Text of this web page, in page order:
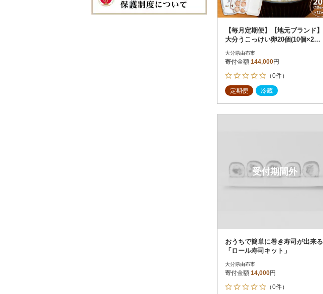
【毎月定期便】【地元ブランド】
大分うこっけい卵20個(10個×2パ
大分県由布市
寄付金額 144,000円
（0件）
定期便 冷蔵
受付期間外
おうちで簡単に巻き寿司が出来る
「ロール寿司キット」
大分県由布市
寄付金額 14,000円
（0件）